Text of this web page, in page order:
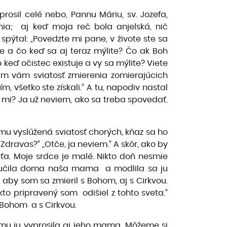
celé nebo, Pannu Máriu, sv. Jozefa,
aj keď moja reč bola anjelská, nič
„Povedzte mi pane, v živote ste sa
a čo keď sa aj teraz mýlite? Čo ak Boh
keď očistec existuje a vy sa mýlite? Viete
vám sviatosť zmierenia zomierajúcich
všetko ste získali.“ A tu, napodiv nastal
Ja už neviem, ako sa treba spovedať.
vyslúžená sviatosť chorých, kňaz sa ho
„Otče, ja neviem.“ A skôr, ako by
Moje srdce je malé. Nikto doň nesmie
učila doma naša mama a modlila sa ju
som sa zmieril s Bohom, aj s Cirkvou.
pripravený som odišiel z tohto sveta.“
a s Cirkvou.